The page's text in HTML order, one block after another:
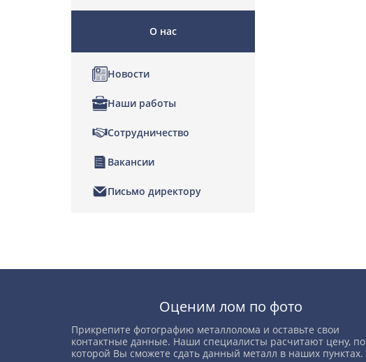
О нас
Новости
Наши работы
Сотрудничество
Вакансии
Письмо директору
Оценим лом по фото
Прикрепите фотографию металлолома и оставьте свои
контактные данные. Наши специалисты расчитают цену, по
которой Вы сможете сдать данный металл в наших пунктах.